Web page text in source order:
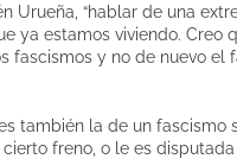
Urueña, “hablar de una
ya estamos viviendo. Creo
fascismos y no de nuevo
también la de un
freno, o le es